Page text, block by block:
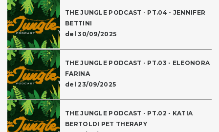
THE JUNGLE PODCAST - PT.04 - JENNIFER
BETTINI
del 30/09/2025
THE JUNGLE PODCAST - PT.03 - ELEONORA
FARINA
del 23/09/2025
THE JUNGLE PODCAST - PT.02 - KATIA
BERTOLDI PET THERAPY